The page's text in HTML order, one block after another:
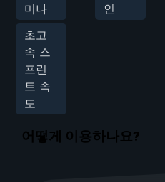
미나
초고
속 스
프린
트 속
도
인
어떻게 이용하나요?